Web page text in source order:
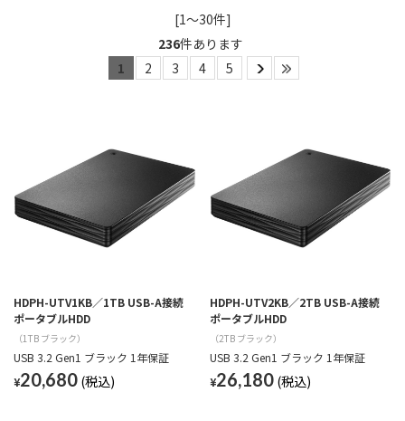
[1～30件]
236件あります
1
2 3 4 5
HDPH-UTV1KB／1TB USB-A接続
ポータブルHDD
（1TB ブラック）
USB 3.2 Gen1 ブラック 1年保証
¥20,680
HDPH-UTV2KB／2TB USB-A接続
ポータブルHDD
（2TB ブラック）
USB 3.2 Gen1 ブラック 1年保証
¥26,180